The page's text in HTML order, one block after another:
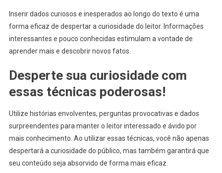
Inserir dados curiosos e inesperados ao longo do texto é uma
forma eficaz de despertar a curiosidade do leitor. Informações
interessantes e pouco conhecidas estimulam a vontade de
aprender mais e descobrir novos fatos.
Desperte sua curiosidade com
essas técnicas poderosas!
Utilize histórias envolventes, perguntas provocativas e dados
surpreendentes para manter o leitor interessado e ávido por
mais conhecimento. Ao utilizar essas técnicas, você não apenas
despertará a curiosidade do público, mas também garantirá que
seu conteúdo seja absorvido de forma mais eficaz.